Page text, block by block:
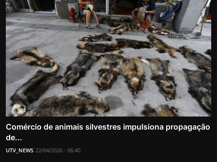
Comércio de animais silvestres impulsiona propagação
de...
UTV_NEWS 22/04/2026 - 06:40